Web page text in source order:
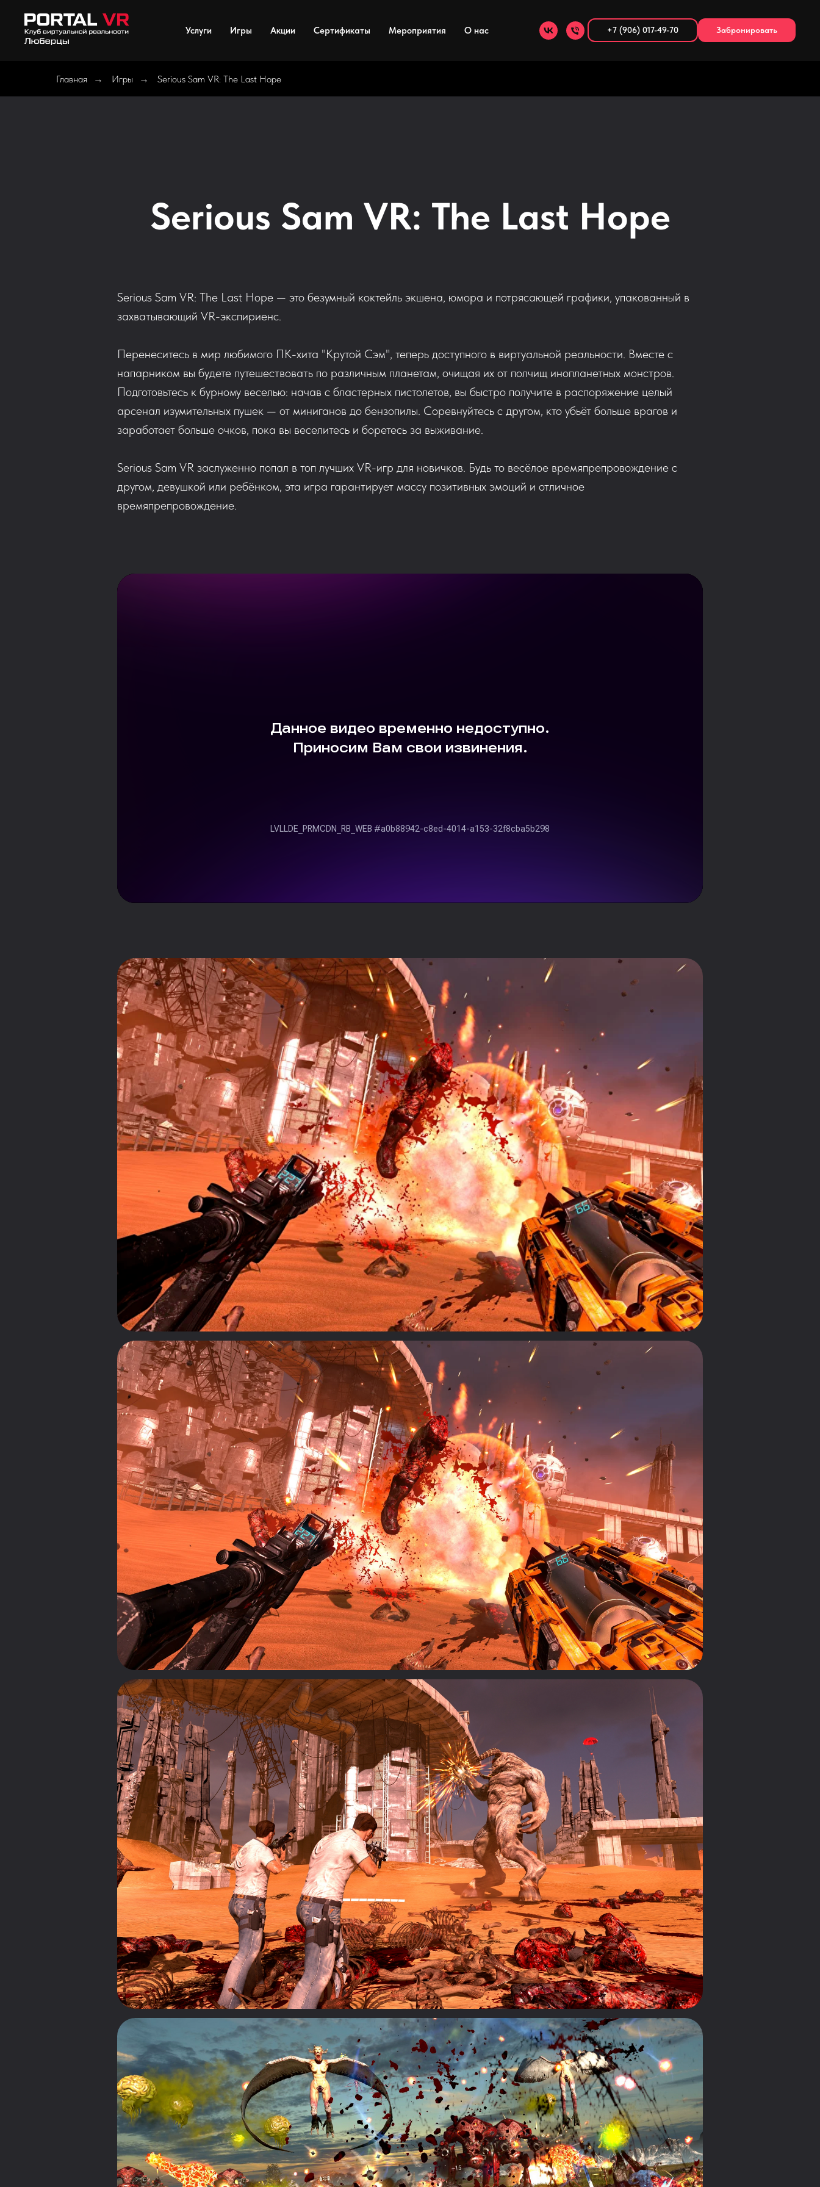
Услуги Игры Акции Сертификаты Мероприятия О нас +7 (906) 017-49-70 Забронировать
Главная → Игры → Serious Sam VR: The Last Hope
Serious Sam VR: The Last Hope
Serious Sam VR: The Last Hope — это безумный коктейль экшена, юмора и потрясающей графики, упакованный в
захватывающий VR-экспириенс.
Перенеситесь в мир любимого ПК-хита "Крутой Сэм", теперь доступного в виртуальной реальности. Вместе с
напарником вы будете путешествовать по различным планетам, очищая их от полчищ инопланетных монстров.
Подготовьтесь к бурному веселью: начав с бластерных пистолетов, вы быстро получите в распоряжение целый
арсенал изумительных пушек — от миниганов до бензопилы. Соревнуйтесь с другом, кто убьёт больше врагов и
заработает больше очков, пока вы веселитесь и боретесь за выживание.
Serious Sam VR заслуженно попал в топ лучших VR-игр для новичков. Будь то весёлое времяпрепровождение с
другом, девушкой или ребёнком, эта игра гарантирует массу позитивных эмоций и отличное
времяпрепровождение.